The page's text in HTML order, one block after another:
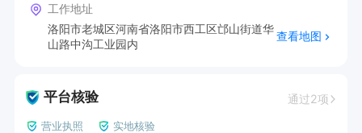
工作地址
洛阳市老城区河南省洛阳市西工区邙山街道华
山路中沟工业园内
查看地图
平台核验 通过2项
营业执照 实地核验